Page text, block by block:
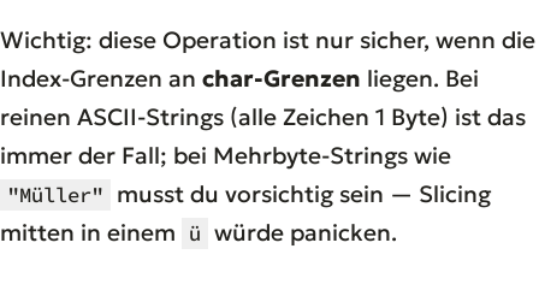
Wichtig: diese Operation ist nur sicher, wenn die
Index-Grenzen an char-Grenzen liegen. Bei
reinen ASCII-Strings (alle Zeichen 1 Byte) ist das
immer der Fall; bei Mehrbyte-Strings wie
"Müller" musst du vorsichtig sein — Slicing
mitten in einem ü würde panicken.